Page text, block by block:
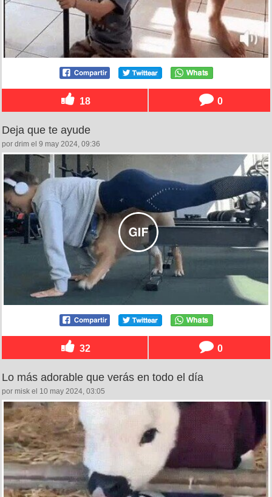
18 0
Deja que te ayude
por drim el 9 may 2024, 09:36
32 0
Lo más adorable que verás en todo el día
por misk el 10 may 2024, 03:05